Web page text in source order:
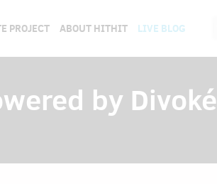
PROJECT ABOUT HITHIT LIVE BLOG
by Divoké